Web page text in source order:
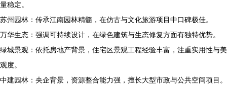
量稳定。
苏州园林：传承江南园林精髓，在仿古与文化旅游项目中口碑极佳。
万华生态：强调可持续设计，在绿色建筑与生态修复方面有独特优势。
绿城景观：依托房地产背景，住宅区景观工程经验丰富，注重实用性与美
观度。
中建园林：央企背景，资源整合能力强，擅长大型市政与公共空间项目。